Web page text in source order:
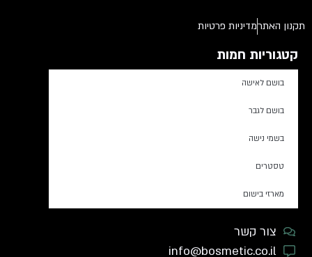
תקנון האתרמדיניות פרטיות
קטגוריות חמות
בושם לאישה
בושם לגבר
בשמי נישה
טסטרים
מארזי בישום
צור קשר
info@bosmetic.co.il